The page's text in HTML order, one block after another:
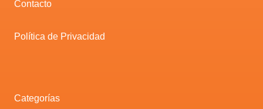
Contacto
Política de Privacidad
Categorías